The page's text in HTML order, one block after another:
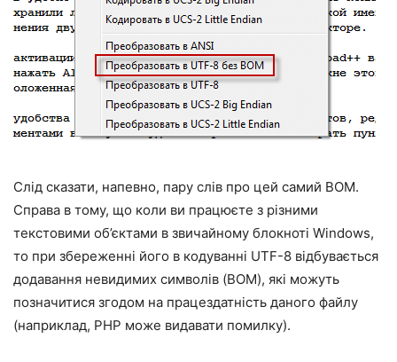
Слід сказати, напевно, пару слів про цей самий BOM.
Справа в тому, що коли ви працюєте з різними
текстовими об’єктами в звичайному блокноті Windows,
то при збереженні його в кодуванні UTF-8 відбувається
додавання невидимих символів (BOM), які можуть
позначитися згодом на працездатність даного файлу
(наприклад, PHP може видавати помилку).